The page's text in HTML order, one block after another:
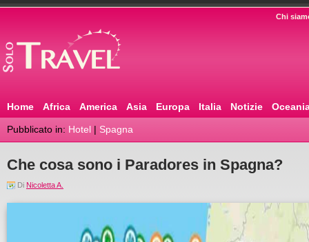
Chi
Home Africa America Asia Europa Italia Notizie
Pubblicato in: Hotel | Spagna
Che cosa sono i Paradores in Spagna?
Di Nicoletta A.